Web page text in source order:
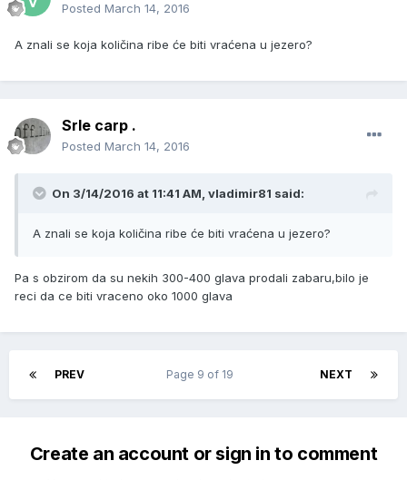
Posted March 14, 2016
A znali se koja količina ribe će biti vraćena u jezero?
Srle carp .
Posted March 14, 2016
On 3/14/2016 at 11:41 AM, vladimir81 said:
A znali se koja količina ribe će biti vraćena u jezero?
Pa s obzirom da su nekih 300-400 glava prodali zabaru,bilo je
reci da ce biti vraceno oko 1000 glava
PREV NEXT
Page 9 of 19
Create an account or sign in to comment